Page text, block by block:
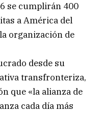
se cumplirán 400
a América del
organización de
desde su
transfronteriza,
que «la alianza de
cada día más